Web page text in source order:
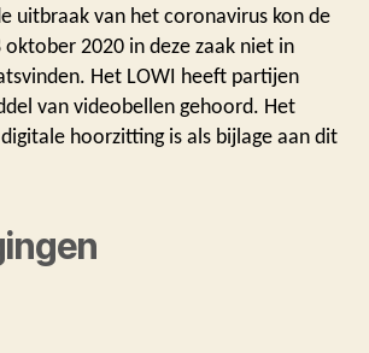
uitbraak van het coronavirus kon de
2020 in deze zaak niet in
Het LOWI heeft partijen
van videobellen gehoord. Het
hoorzitting is als bijlage aan dit